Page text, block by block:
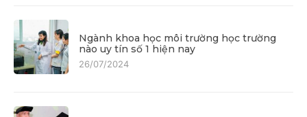
Ngành khoa học môi trường học trường
nào uy tín số 1 hiện nay
26/07/2024